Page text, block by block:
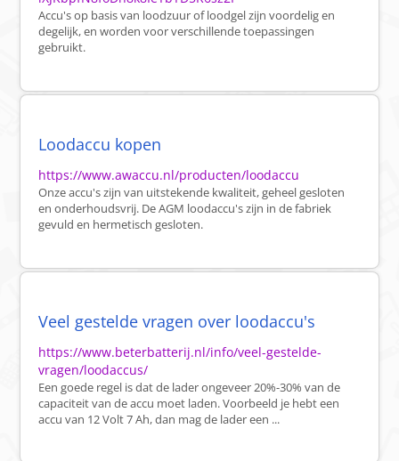
Accu's op basis van loodzuur of loodgel zijn voordelig en
degelijk, en worden voor verschillende toepassingen
gebruikt.
Loodaccu kopen
https://www.awaccu.nl/producten/loodaccu
Onze accu's zijn van uitstekende kwaliteit, geheel gesloten
en onderhoudsvrij. De AGM loodaccu's zijn in de fabriek
gevuld en hermetisch gesloten.
Veel gestelde vragen over loodaccu's
https://www.beterbatterij.nl/info/veel-gestelde-
vragen/loodaccus/
Een goede regel is dat de lader ongeveer 20%-30% van de
capaciteit van de accu moet laden. Voorbeeld je hebt een
accu van 12 Volt 7 Ah, dan mag de lader een ...